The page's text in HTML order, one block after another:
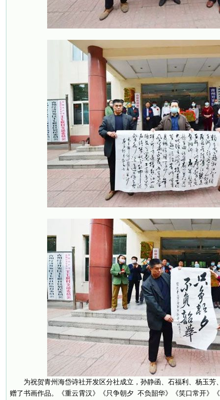
为祝贺青州海岱诗社开发区分社成立，孙静函、石福利、杨玉芳
赠了书画作品。《重云霄汉》《只争朝夕 不负韶华》《笑口常开》